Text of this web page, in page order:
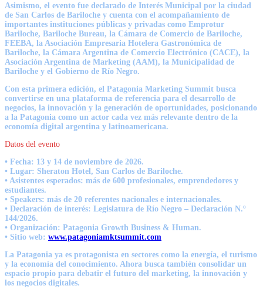
Asimismo, el evento fue declarado de Interés Municipal por la ciudad
de San Carlos de Bariloche y cuenta con el acompañamiento de
importantes instituciones públicas y privadas como Emprotur
Bariloche, Bariloche Bureau, la Cámara de Comercio de Bariloche,
FEEBA, la Asociación Empresaria Hotelera Gastronómica de
Bariloche, la Cámara Argentina de Comercio Electrónico (CACE), la
Asociación Argentina de Marketing (AAM), la Municipalidad de
Bariloche y el Gobierno de Río Negro.
Con esta primera edición, el Patagonia Marketing Summit busca
convertirse en una plataforma de referencia para el desarrollo de
negocios, la innovación y la generación de oportunidades, posicionando
a la Patagonia como un actor cada vez más relevante dentro de la
economía digital argentina y latinoamericana.
Datos del evento
• Fecha: 13 y 14 de noviembre de 2026.
• Lugar: Sheraton Hotel, San Carlos de Bariloche.
• Asistentes esperados: más de 600 profesionales, emprendedores y
estudiantes.
• Speakers: más de 20 referentes nacionales e internacionales.
• Declaración de interés: Legislatura de Río Negro – Declaración N.º
144/2026.
• Organización: Patagonia Growth Business & Human.
• Sitio web: www.patagoniamktsummit.com
La Patagonia ya es protagonista en sectores como la energía, el turismo
y la economía del conocimiento. Ahora busca también consolidar un
espacio propio para debatir el futuro del marketing, la innovación y
los negocios digitales.